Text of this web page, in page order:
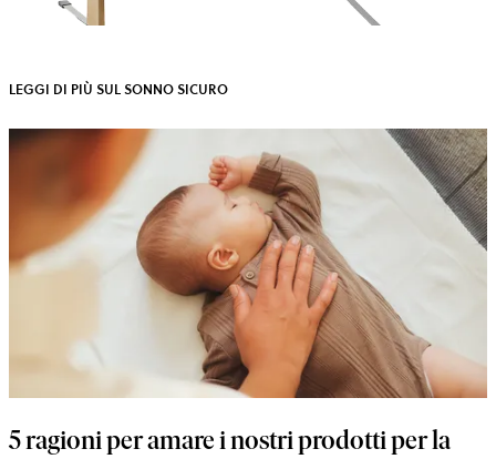
LEGGI DI PIÙ SUL SONNO SICURO
5 ragioni per amare i nostri prodotti per la